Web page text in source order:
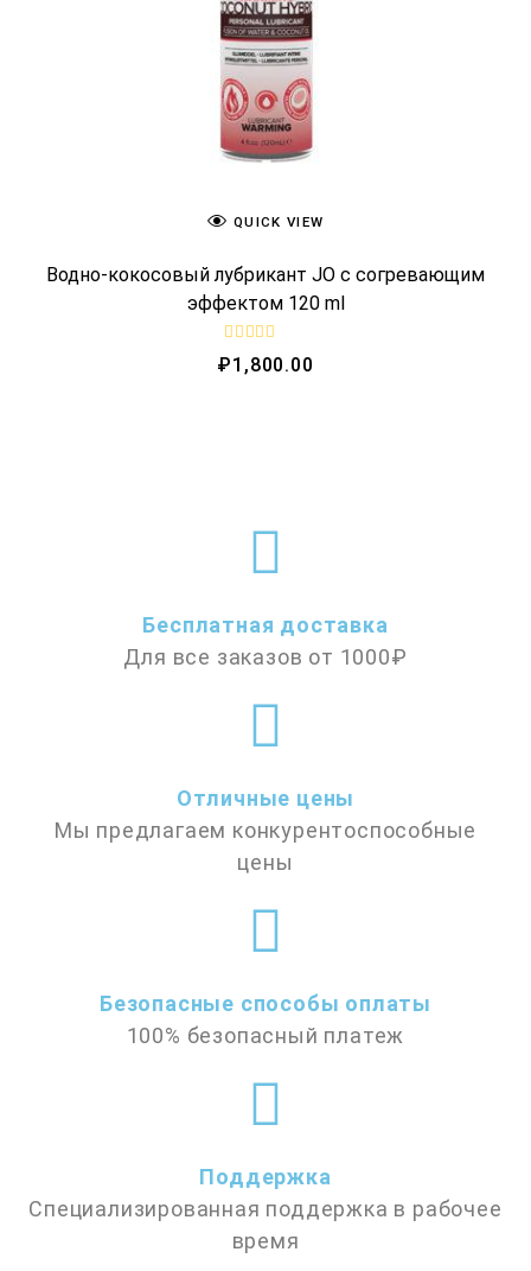
QUICK VIEW
Водно-кокосовый лубрикант JO с согревающим
эффектом 120 ml
R
a
₽1,800.00
Бесплатная доставка
Для все заказов от 1000₽
Отличные цены
Мы предлагаем конкурентоспособные
цены
Безопасные способы оплаты
100% безопасный платеж
Поддержка
Специализированная поддержка в рабочее
время